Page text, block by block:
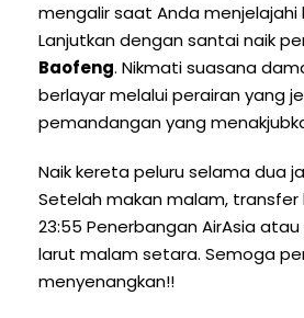
mengalir saat Anda menjelajahi
Lanjutkan dengan santai naik
Baofeng. Nikmati suasana
berlayar melalui perairan yang
pemandangan yang
Naik kereta peluru selama dua
Setelah makan malam, transfer
23:55 Penerbangan AirAsia
larut malam setara. Semoga
menyenangkan!!